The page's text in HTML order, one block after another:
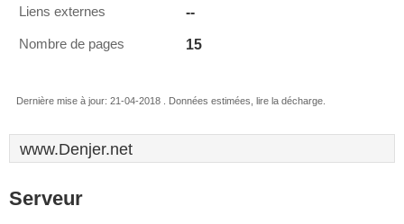
Liens externes --
Nombre de pages 15
Dernière mise à jour: 21-04-2018 . Données estimées, lire la décharge.
www.Denjer.net
Serveur